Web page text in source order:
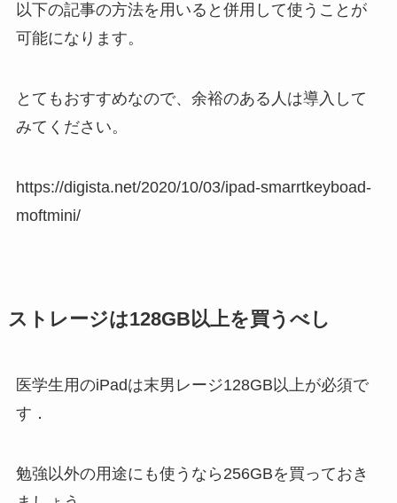
以下の記事の方法を用いると併用して使うことが
可能になります。
とてもおすすめなので、余裕のある人は導入して
みてください。
https://digista.net/2020/10/03/ipad-smarrtkeyboad-
moftmini/
ストレージは128GB以上を買うべし
医学生用のiPadは末男レージ128GB以上が必須で
す．
勉強以外の用途にも使うなら256GBを買っておき